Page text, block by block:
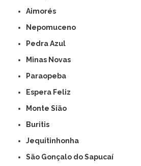
Aimorés
Nepomuceno
Pedra Azul
Minas Novas
Paraopeba
Espera Feliz
Monte Sião
Buritis
Jequitinhonha
São Gonçalo do Sapucaí